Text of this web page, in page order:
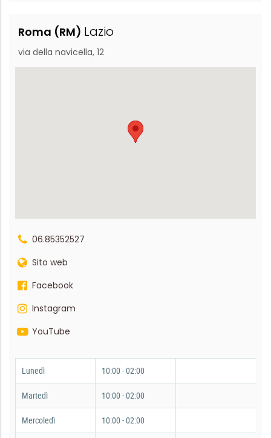
Roma (RM) Lazio
via della navicella, 12
06.85352527
Sito web
Facebook
Instagram
YouTube
Lunedì 10:00 - 02:00
Martedì 10:00 - 02:00
Mercoledì 10:00 - 02:00